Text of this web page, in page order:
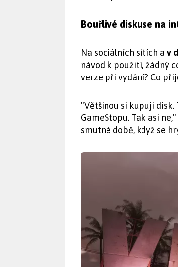
Bouřlivé diskuse na
Na sociálních sítích a v
návod k použití, žádný
verze při vydání? Co
"Většinou si kupuji disk.
GameStopu. Tak asi
smutné době, když se